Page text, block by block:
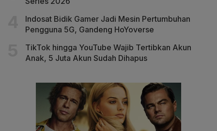
Indosat Bidik Gamer Jadi Mesin Pertumbuhan
Pengguna 5G, Gandeng HoYoverse
TikTok hingga YouTube Wajib Tertibkan Akun
Anak, 5 Juta Akun Sudah Dihapus